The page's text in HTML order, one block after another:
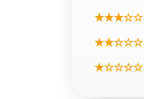
★★★☆☆
★★☆☆☆
★☆☆☆☆